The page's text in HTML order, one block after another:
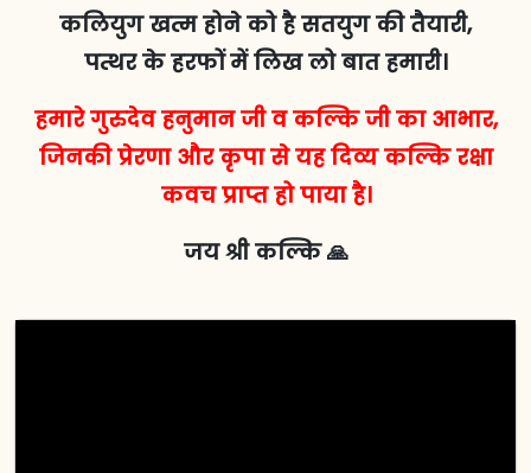
कलियुग खत्म होने को है सतयुग की तैयारी,
पत्थर के हरफों में लिख लो बात हमारी।
हमारे गुरुदेव हनुमान जी व कल्कि जी का आभार,
जिनकी प्रेरणा और कृपा से यह दिव्य कल्कि रक्षा
कवच प्राप्त हो पाया है।
जय श्री कल्कि 🙏